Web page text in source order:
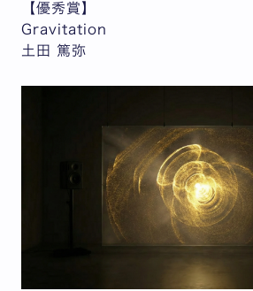
【優秀賞】
Gravitation
土田 篤弥